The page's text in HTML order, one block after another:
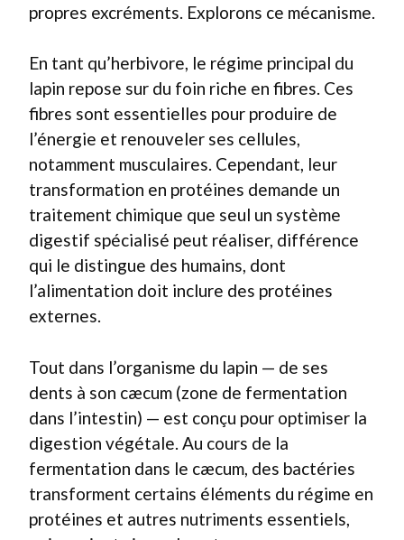
propres excréments. Explorons ce mécanisme.
En tant qu’herbivore, le régime principal du
lapin repose sur du foin riche en fibres. Ces
fibres sont essentielles pour produire de
l’énergie et renouveler ses cellules,
notamment musculaires. Cependant, leur
transformation en protéines demande un
traitement chimique que seul un système
digestif spécialisé peut réaliser, différence
qui le distingue des humains, dont
l’alimentation doit inclure des protéines
externes.
Tout dans l’organisme du lapin — de ses
dents à son cæcum (zone de fermentation
dans l’intestin) — est conçu pour optimiser la
digestion végétale. Au cours de la
fermentation dans le cæcum, des bactéries
transforment certains éléments du régime en
protéines et autres nutriments essentiels,